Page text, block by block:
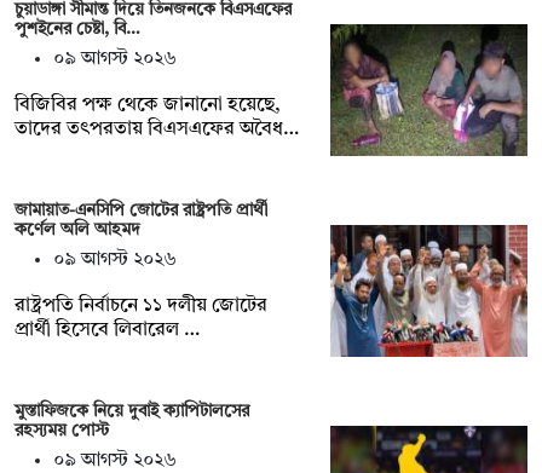
চুয়াডাঙ্গা সীমান্ত দিয়ে তিনজনকে বিএসএফের
পুশইনের চেষ্টা, বি…
০৯ আগস্ট ২০২৬
বিজিবির পক্ষ থেকে জানানো হয়েছে,
তাদের তৎপরতায় বিএসএফের অবৈধ…
জামায়াত-এনসিপি জোটের রাষ্ট্রপতি প্রার্থী
কর্ণেল অলি আহমদ
০৯ আগস্ট ২০২৬
রাষ্ট্রপতি নির্বাচনে ১১ দলীয় জোটের
প্রার্থী হিসেবে লিবারেল …
মুস্তাফিজকে নিয়ে দুবাই ক্যাপিটালসের
রহস্যময় পোস্ট
০৯ আগস্ট ২০২৬